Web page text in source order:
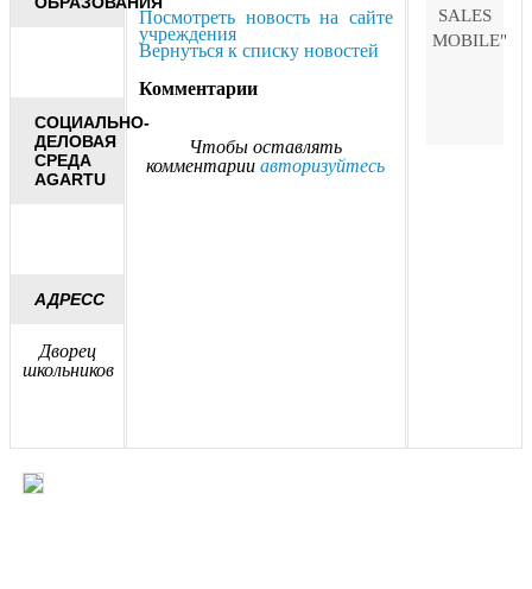
СОЦИАЛЬНО-
ДЕЛОВАЯ
СРЕДА
AGARTU
АДРЕСС
Дворец
школьников
SALES
MOBILE"
Посмотреть новость на сайте
учреждения
Вернуться к списку новостей
Комментарии
Чтобы оставлять
комментарииавторизуйтесь